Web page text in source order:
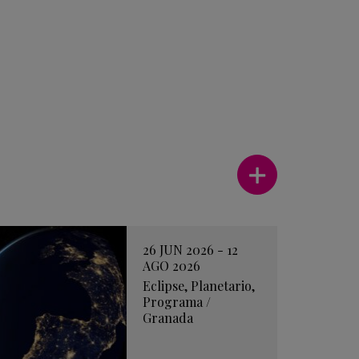
Ver más
26 JUN 2026 - 12
AGO 2026
Eclipse, Planetario,
Programa /
Granada